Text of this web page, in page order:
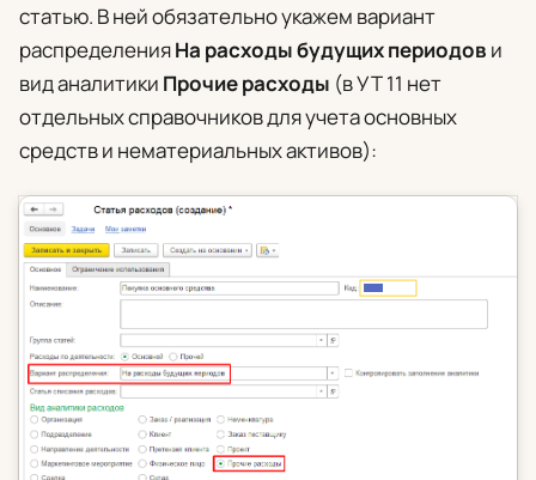
статью. В ней обязательно укажем вариант
распределенияНа расходы будущих периодов и
вид аналитики Прочие расходы (в УТ 11 нет
отдельных справочников для учета основных
средств и нематериальных активов):